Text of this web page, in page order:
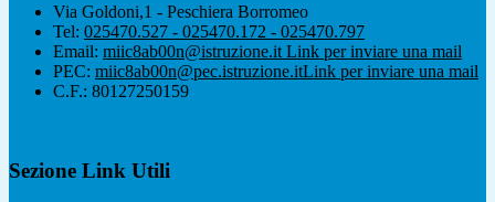
Via Goldoni,1 - Peschiera Borromeo
Tel: 025470.527 - 025470.172 - 025470.797
Email: miic8ab00n@istruzione.it Link per inviare una mail
PEC: miic8ab00n@pec.istruzione.itLink per inviare una mail
C.F.: 80127250159
Sezione Link Utili